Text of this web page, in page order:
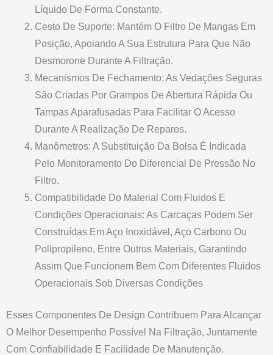
Líquido De Forma Constante.
Cesto De Suporte: Mantém O Filtro De Mangas Em
Posição, Apoiando A Sua Estrutura Para Que Não
Desmorone Durante A Filtração.
Mecanismos De Fechamento: As Vedações Seguras
São Criadas Por Grampos De Abertura Rápida Ou
Tampas Aparafusadas Para Facilitar O Acesso
Durante A Realização De Reparos.
Manômetros: A Substituição Da Bolsa É Indicada
Pelo Monitoramento Do Diferencial De Pressão No
Filtro.
Compatibilidade Do Material Com Fluidos E
Condições Operacionais: As Carcaças Podem Ser
Construídas Em Aço Inoxidável, Aço Carbono Ou
Polipropileno, Entre Outros Materiais, Garantindo
Assim Que Funcionem Bem Com Diferentes Fluidos
Operacionais Sob Diversas Condições
Esses Componentes De Design Contribuem Para Alcançar
O Melhor Desempenho Possível Na Filtração, Juntamente
Com Confiabilidade E Facilidade De Manutenção.